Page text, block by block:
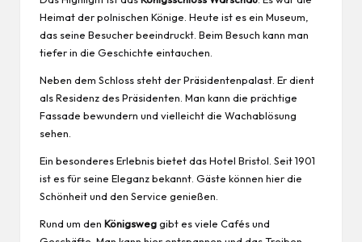
Heimat der polnischen Könige. Heute ist es ein Museum,
das seine Besucher beeindruckt. Beim Besuch kann man
tiefer in die Geschichte eintauchen.
Neben dem Schloss steht der Präsidentenpalast. Er dient
als Residenz des Präsidenten. Man kann die prächtige
Fassade bewundern und vielleicht die Wachablösung
sehen.
Ein besonderes Erlebnis bietet das Hotel Bristol. Seit 1901
ist es für seine Eleganz bekannt. Gäste können hier die
Schönheit und den Service genießen.
Rund um den Königsweggibt es viele Cafés und